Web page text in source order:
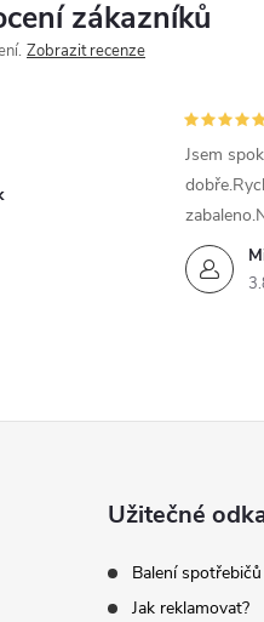
zákazníků
Zobrazit recenze
Jsem
Užitečné
Balení spotřebičů
Jak reklamovat?